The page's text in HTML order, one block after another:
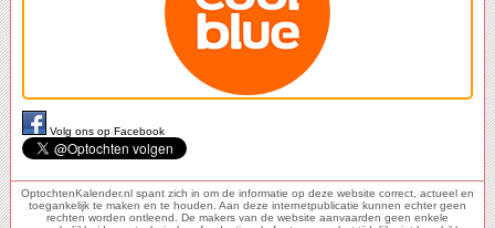
Volg ons op Facebook
OptochtenKalender.nl spant zich in om de informatie op deze website correct, actueel en
toegankelijk te maken en te houden. Aan deze internetpublicatie kunnen echter geen
rechten worden ontleend. De makers van de website aanvaarden geen enkele